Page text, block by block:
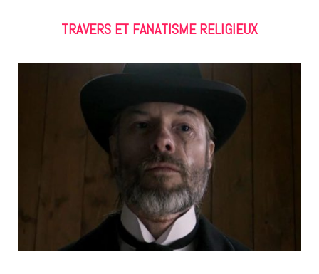
TRAVERS ET FANATISME RELIGIEUX